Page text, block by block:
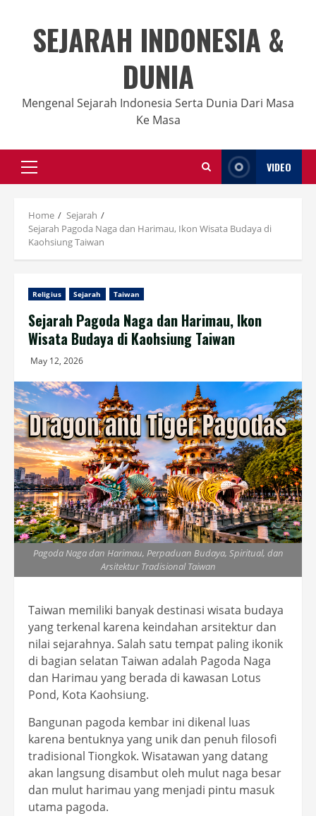
contentSEJARAH INDONESIA &
DUNIA
Mengenal Sejarah Indonesia Serta Dunia Dari Masa
Ke Masa
Primary
Menu
VIDEO
Home
Sejarah
Sejarah Pagoda Naga dan Harimau, Ikon Wisata Budaya di
Kaohsiung Taiwan
Religius Sejarah Taiwan
Sejarah Pagoda Naga dan Harimau, Ikon
Wisata Budaya di Kaohsiung Taiwan
May 12, 2026
Pagoda Naga dan Harimau, Perpaduan Budaya, Spiritual, dan
Arsitektur Tradisional Taiwan
Taiwan memiliki banyak destinasi wisata budaya
yang terkenal karena keindahan arsitektur dan
nilai sejarahnya. Salah satu tempat paling ikonik
di bagian selatan Taiwan adalah Pagoda Naga
dan Harimau yang berada di kawasan Lotus
Pond, Kota Kaohsiung.
Bangunan pagoda kembar ini dikenal luas
karena bentuknya yang unik dan penuh filosofi
tradisional Tiongkok. Wisatawan yang datang
akan langsung disambut oleh mulut naga besar
dan mulut harimau yang menjadi pintu masuk
utama pagoda.